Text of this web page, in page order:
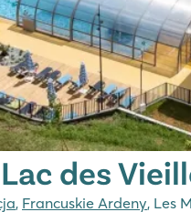
des
, Francuskie Ardeny, Les